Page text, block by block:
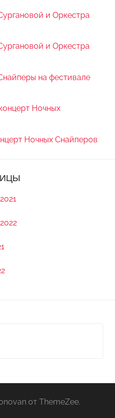
и Оркестра
и Оркестра
на фестивале
Ночных
Ночных Снайперов
от ThemeZee.